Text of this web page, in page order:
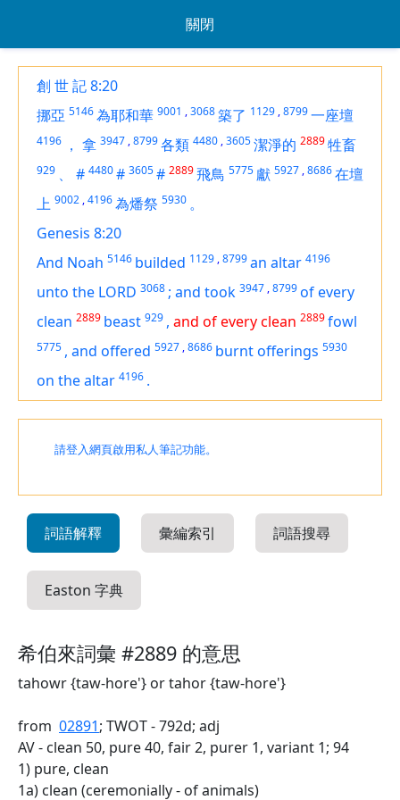
關閉
創 世 記 8:20
挪亞 5146為耶和華 9001 ,3068築了 1129 ,8799一座壇
4196 ， 拿 3947 ,8799各類 4480 ,3605潔淨的 2889牲畜
929 、 # 4480# 3605# 2889飛鳥 5775 獻 5927 ,8686在壇
上 9002 ,4196為燔祭 5930 。
Genesis 8:20
And Noah 5146 builded 1129 ,8799an altar 4196
unto the LORD 3068 ; and took 3947 ,8799of every
clean 2889 beast 929 , and of every clean 2889fowl
5775 , and offered 5927 ,8686 burnt offerings 5930
on the altar 4196 .
請登入網頁啟用私人筆記功能。
詞語解釋 彙編索引 詞語搜尋
Easton 字典
希伯來詞彙 #2889 的意思
tahowr {taw-hore'} or tahor {taw-hore'}
from 02891; TWOT - 792d; adj
AV - clean 50, pure 40, fair 2, purer 1, variant 1; 94
1) pure, clean
1a) clean (ceremonially - of animals)